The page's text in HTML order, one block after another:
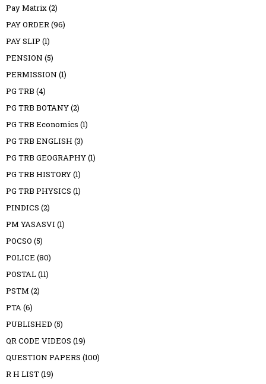
Pay Matrix(2)
PAY ORDER(96)
PAY SLIP (1)
PENSION (5)
PERMISSION (1)
PG TRB (4)
PG TRB BOTANY(2)
PG TRB Economics (1)
PG TRB ENGLISH (3)
PG TRB GEOGRAPHY(1)
PG TRB HISTORY(1)
PG TRB PHYSICS (1)
PINDICS (2)
PM YASASVI (1)
POCSO (5)
POLICE (80)
POSTAL(11)
PSTM (2)
PTA(6)
PUBLISHED (5)
QR CODE VIDEOS (19)
QUESTION PAPERS (100)
R H LIST(19)